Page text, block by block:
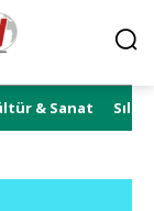
& Sanat Sıla